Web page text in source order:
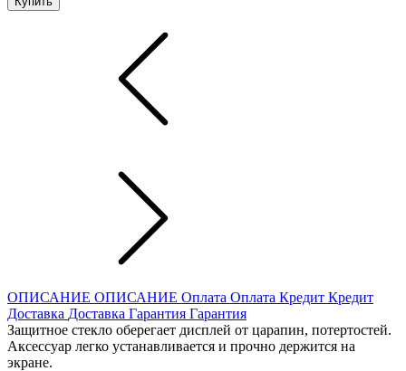
ОПИСАНИЕ ОПИСАНИЕ Оплата Оплата Кредит Кредит
Доставка Доставка Гарантия Гарантия
Защитное стекло оберегает дисплей от царапин, потертостей.
Аксессуар легко устанавливается и прочно держится на
экране.